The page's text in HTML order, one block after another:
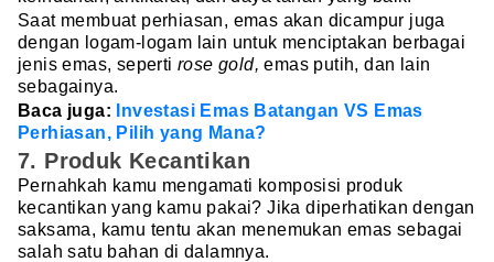
Saat membuat perhiasan, emas akan dicampur juga
dengan logam-logam lain untuk menciptakan berbagai
jenis emas, seperti rose gold, emas putih, dan lain
sebagainya.
Baca juga:
Investasi Emas Batangan VS Emas
Perhiasan, Pilih yang Mana?
7. Produk Kecantikan
Pernahkah kamu mengamati komposisi produk
kecantikan yang kamu pakai? Jika diperhatikan dengan
saksama, kamu tentu akan menemukan emas sebagai
salah satu bahan di dalamnya.